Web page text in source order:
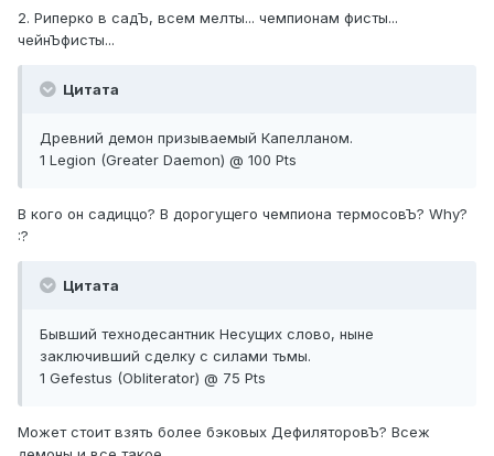
2. Риперко в садЪ, всем мелты... чемпионам фисты...
чейнЪфисты...
Цитата
Древний демон призываемый Капелланом.
1 Legion (Greater Daemon) @ 100 Pts
В кого он садиццо? В дорогущего чемпиона термосовЪ? Why?
:?
Цитата
Бывший технодесантник Несущих слово, ныне
заключивший сделку с силами тьмы.
1 Gefestus (Obliterator) @ 75 Pts
Может стоит взять более бэковых ДефиляторовЪ? Всеж